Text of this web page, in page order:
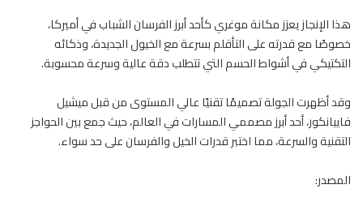
هذا الإنجاز يعزز مكانة موغري كأحد أبرز الفرسان الشباب في أميركا،
خصوصًا مع قدرته على التأقلم بسرعة معالخيولالجديدة، وذكائه
التكتيكي في أشواط الحسم التي تتطلب دقة عالية وسرعة محسوبة.
وقد أظهرت الجولة تصميمًا تقنيًا عالي المستوى من قبل ميشيل
فاييانكور، أحد أبرز مصممي المسارات في العالم، حيث جمع بين الحواجز
التقنية والسرعة، مما اختبر قدرات الخيل والفرسان على حد سواء.
المصدر: